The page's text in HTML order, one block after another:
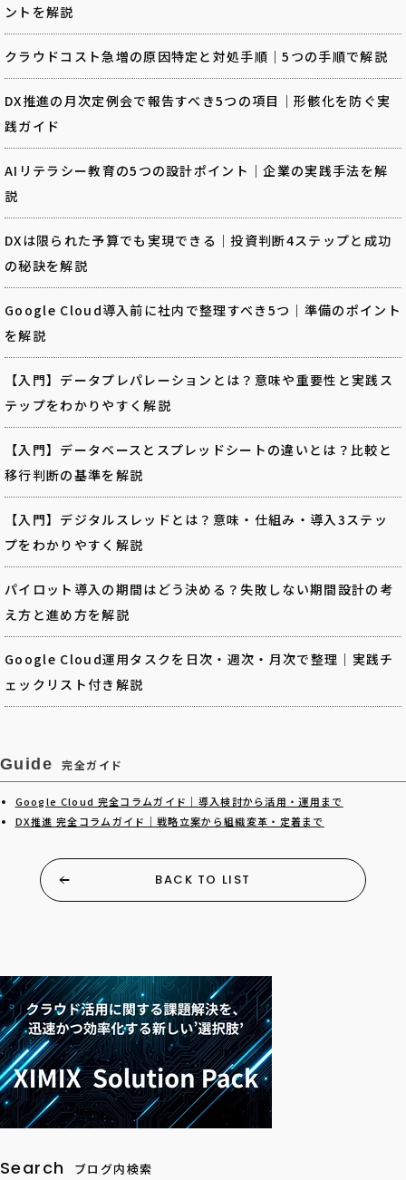
ントを解説
クラウドコスト急増の原因特定と対処手順｜5つの手順で解説
DX推進の月次定例会で報告すべき5つの項目｜形骸化を防ぐ実
践ガイド
AIリテラシー教育の5つの設計ポイント｜企業の実践手法を解
説
DXは限られた予算でも実現できる｜投資判断4ステップと成功
の秘訣を解説
Google Cloud導入前に社内で整理すべき5つ｜準備のポイント
を解説
【入門】データプレパレーションとは？意味や重要性と実践ス
テップをわかりやすく解説
【入門】データベースとスプレッドシートの違いとは？比較と
移行判断の基準を解説
【入門】デジタルスレッドとは？意味・仕組み・導入3ステッ
プをわかりやすく解説
パイロット導入の期間はどう決める？失敗しない期間設計の考
え方と進め方を解説
Google Cloud運用タスクを日次・週次・月次で整理｜実践チ
ェックリスト付き解説
Guide 完全ガイド
Google Cloud 完全コラムガイド｜導入検討から活用・運用まで
DX推進 完全コラムガイド｜戦略立案から組織変革・定着まで
BACK TO LIST
Search ブログ内検索